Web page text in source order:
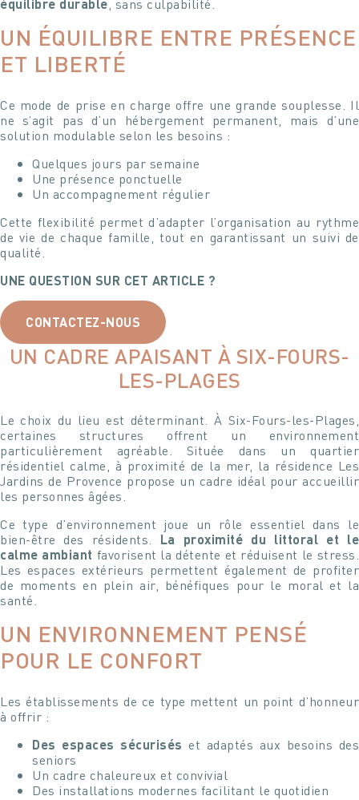
équilibre durable , sans culpabilité.
UN ÉQUILIBRE ENTRE PRÉSENCE
ET LIBERTÉ
Ce mode de prise en charge offre une grande souplesse. Il
ne s’agit pas d’un hébergement permanent, mais d’une
solution modulable selon les besoins :
Quelques jours par semaine
Une présence ponctuelle
Un accompagnement régulier
Cette flexibilité permet d’adapter l’organisation au rythme
de vie de chaque famille, tout en garantissant un suivi de
qualité.
UNE QUESTION SUR CET ARTICLE ?
CONTACTEZ-NOUS
UN CADRE APAISANT À SIX-FOURS-
LES-PLAGES
Le choix du lieu est déterminant. À Six-Fours-les-Plages,
certaines structures offrent un environnement
particulièrement agréable. Située dans un quartier
résidentiel calme, à proximité de la mer, la résidence Les
Jardins de Provence propose un cadre idéal pour accueillir
les personnes âgées.
Ce type d’environnement joue un rôle essentiel dans le
bien-être des résidents. La proximité du littoral et le
calme ambiant favorisent la détente et réduisent le stress.
Les espaces extérieurs permettent également de profiter
de moments en plein air, bénéfiques pour le moral et la
santé.
UN ENVIRONNEMENT PENSÉ
POUR LE CONFORT
Les établissements de ce type mettent un point d’honneur
à offrir :
Des espaces sécurisés et adaptés aux besoins des
seniors
Un cadre chaleureux et convivial
Des installations modernes facilitant le quotidien
Je suis à votre entière disposition pour répondre à toutes
vos questions ou pour simplement échanger avec vous !
Votre nom
Votre e-mail
Votre n° de téléphone
Votre message
Pour soumettre ce formulaire, vous devez
Nous sommes à votre entière disposition pour
programmer avec vous une visite de la résidence et
pouvoir également répondre à toutes vos questions.
Votre nom
Votre e-mail
Votre n° de téléphone
Votre message et vos disponibilités
Pour soumettre ce formulaire, vous devez
accepter notreDéclaration de confidentialité